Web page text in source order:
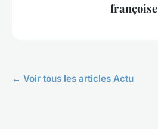
françoise
← Voir tous les articles Actu